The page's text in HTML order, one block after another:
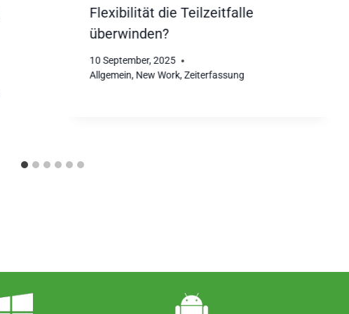
Flexibilität die Teilzeitfalle
überwinden?
10 September, 2025
Allgemein, New Work, Zeiterfassung